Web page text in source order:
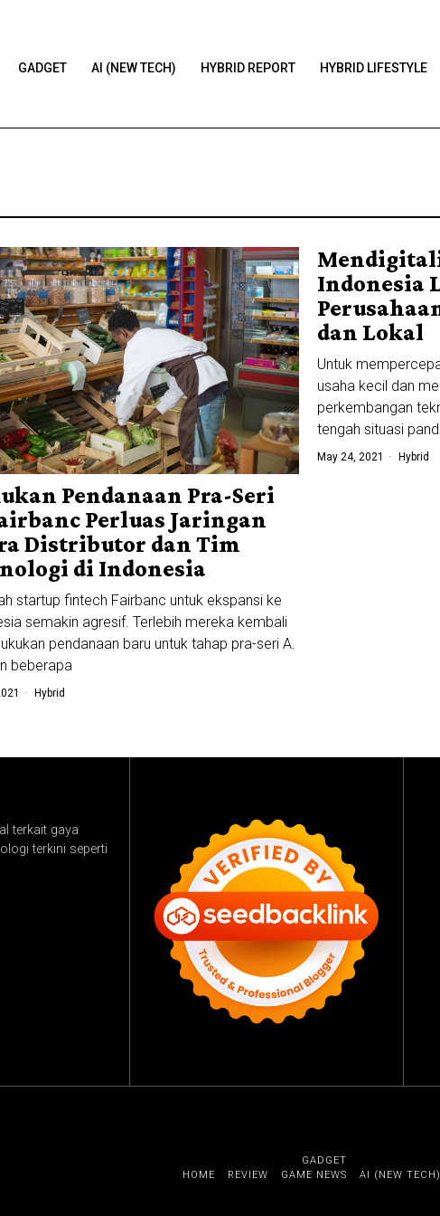
GADGET AI (NEW TECH) HYBRID REPORT HYBRID LIFESTYLE
Pendanaan Pra-Seri
Perluas Jaringan
Distributor dan Tim
di Indonesia
startup fintech Fairbanc untuk ekspansi ke
semakin agresif. Terlebih mereka kembali
pendanaan baru untuk tahap pra-seri A.
beberapa
Hybrid
Indonesia
dan Lokal
Untuk
usaha kecil dan
perkembangan
tengah situasi
May 24, 2021 Hybrid
terkait gaya
terkini seperti
HOME
GADGET
REVIEW
GAME NEWS AI (NEW TECH)